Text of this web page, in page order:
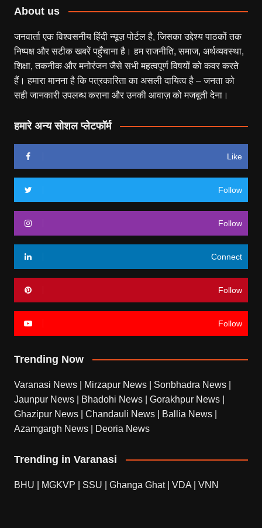
About us
जनवार्ता एक विश्वसनीय हिंदी न्यूज़ पोर्टल है, जिसका उद्देश्य पाठकों तक
निष्पक्ष और सटीक खबरें पहुँचाना है। हम राजनीति, समाज, अर्थव्यवस्था,
शिक्षा, तकनीक और मनोरंजन जैसे सभी महत्वपूर्ण विषयों को कवर करते
हैं। हमारा मानना है कि पत्रकारिता का असली दायित्व है – जनता को
सही जानकारी उपलब्ध कराना और उनकी आवाज़ को मजबूती देना।
हमारे अन्य सोशल प्लेटफॉर्म
Like
Follow
Follow
Connect
Follow
Follow
Trending Now
Varanasi News Mirzapur News Sonbhadra News
Jaunpur News
Bhadohi News Gorakhpur News
Ghazipur News
Chandauli News Ballia News
Azamgargh News
Deoria News
Trending in Varanasi
BHU MGKVP SSU Ghanga Ghat| VDA VNN